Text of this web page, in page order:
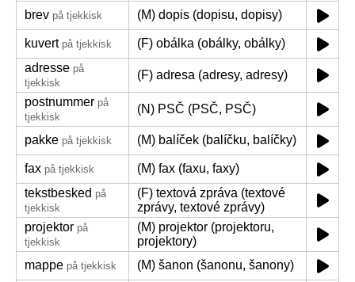
brev på tjekkisk (M) dopis (dopisu, dopisy)
kuvert på tjekkisk
(F) obálka (obálky, obálky)
adresse på
tjekkisk
(F) adresa (adresy, adresy)
postnummer på
tjekkisk
(N) PSČ (PSČ, PSČ)
pakke på tjekkisk (M) balíček (balíčku, balíčky)
fax på tjekkisk
(M) fax (faxu, faxy)
tekstbesked på
tjekkisk
(F) textová zpráva (textové
zprávy, textové zprávy)
projektor på
tjekkisk
(M) projektor (projektoru,
projektory)
mappe på tjekkisk
(M) šanon (šanonu, šanony)